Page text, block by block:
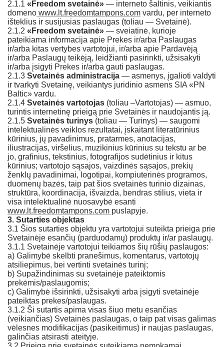
2.1.1 «Freedom svetainė» — interneto šaltinis, veikiantis
domeno www.lt.freedomtampons.com vardu, per interneto
išteklius ir susijusias paslaugas (toliau — Svetainė).
2.1.2 «Freedom svetainė» — sveiatinė, kurioje
pateikiama informacija apie Prekes ir/arba Paslaugas
ir/arba kitas vertybes vartotojui, ir/arba apie Pardavėją
ir/arba Paslaugų teikėją, leidžianti pasirinkti, užsisakyti
ir/arba įsigyti Prekes ir/arba gauti paslaugas.
2.1.3 Svetainės administracija — asmenys, įgalioti valdyti
ir tvarkyti Svetainę, veikiantys juridinio asmens SIA «PN
Baltic» vardu.
2.1.4 Svetainės vartotojas (toliau –Vartotojas) — asmuo,
turintis internetinę prieigą prie Svetainės ir naudojantis ją.
2.1.5 Svetainės turinys (toliau — Turinys) — saugomi
intelektualinės veiklos rezultatai, įskaitant literatūrinius
kūrinius, jų pavadinimus, pratarmes, anotacijas,
iliustracijas, viršelius, muzikinius kūrinius su tekstu ar be
jo, grafinius, tekstinius, fotografijos sudėtinius ir kitus
kūrinius; vartotojo sąsajos, vaizdinės sąsajos, prekių
ženklų pavadinimai, logotipai, kompiuterinės programos,
duomenų bazės, taip pat šios svetainės turinio dizainas,
struktūra, koordinacija, išvaizda, bendras stilius, vieta ir
visa intelektualinė nuosavybė esanti
www.lt.freedomtampons.com puslapyje.
3. Sutarties objektas
3.1 Šios sutarties objektu yra vartotojui suteikta prieiga prie
Svetainėje esančių (parduodamų) produktų ir/ar paslaugų.
3.1.1 Svetainėje vartotojui teikiamos šių rūšių paslaugos:
a) Galimybė skelbti pranešimus, komentarus, vartotojų
atsiliepimus, bei vertinti svetainės turinį;
b) Supažindinimas su svetainėje pateiktomis
prekėmis/paslaugomis;
c) Galimybė išsirinkti, užsisakyti arba įsigyti svetainėje
pateiktas prekes/paslaugas.
3.1.2 Ši sutartis apima visas šiuo metu esančias
(veikiančias) Svetainės paslaugas, o taip pat visas galimas
vėlesnes modifikacijas (pasikeitimus) ir naujas paslaugas,
galinčias atsirasti ateityje.